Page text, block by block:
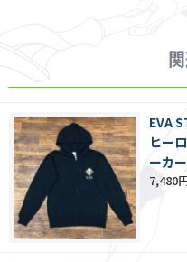
EVA
ヒー
ーカ
7,480